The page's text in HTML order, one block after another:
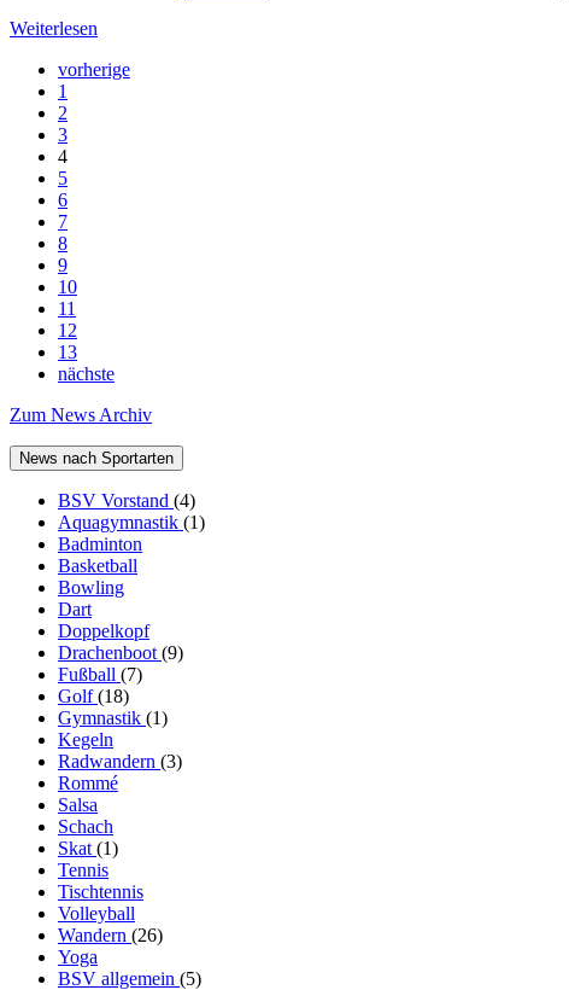
Weiterlesen
vorherige
1
2
3
4
5
6
7
8
9
10
11
12
13
nächste
Zum News Archiv
News nach Sportarten
BSV Vorstand (4)
Aquagymnastik (1)
Badminton
Basketball
Bowling
Dart
Doppelkopf
Drachenboot (9)
Fußball (7)
Golf(18)
Gymnastik (1)
Kegeln
Radwandern (3)
Rommé
Salsa
Schach
Skat (1)
Tennis
Tischtennis
Volleyball
Wandern (26)
Yoga
BSV allgemein (5)